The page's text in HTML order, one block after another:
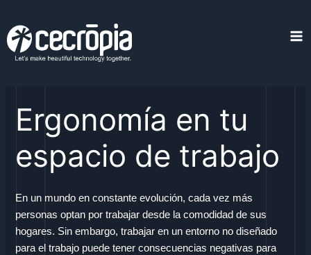
content
Ergonomía en tu
espacio de trabajo
En un mundo en constante evolución, cada vez más
personas optan por trabajar desde la comodidad de sus
hogares. Sin embargo, trabajar en un entorno no diseñado
para el trabajo puede tener consecuencias negativas para